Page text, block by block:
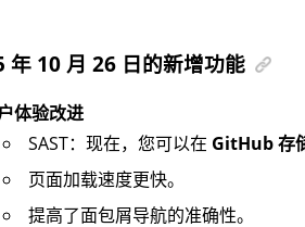
年 10 月 26 日的新增功能
体验改进
SAST：现在，您可以在 GitHub 存
页面加载速度更快。
提高了面包屑导航的准确性。